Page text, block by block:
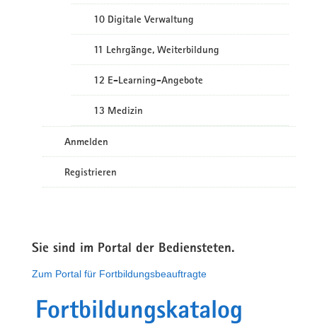
10 Digitale Verwaltung
11 Lehrgänge, Weiterbildung
12 E-Learning-Angebote
13 Medizin
Anmelden
Registrieren
Sie sind im Portal der Bediensteten.
Zum Portal für Fortbildungsbeauftragte
Fortbildungskatalog